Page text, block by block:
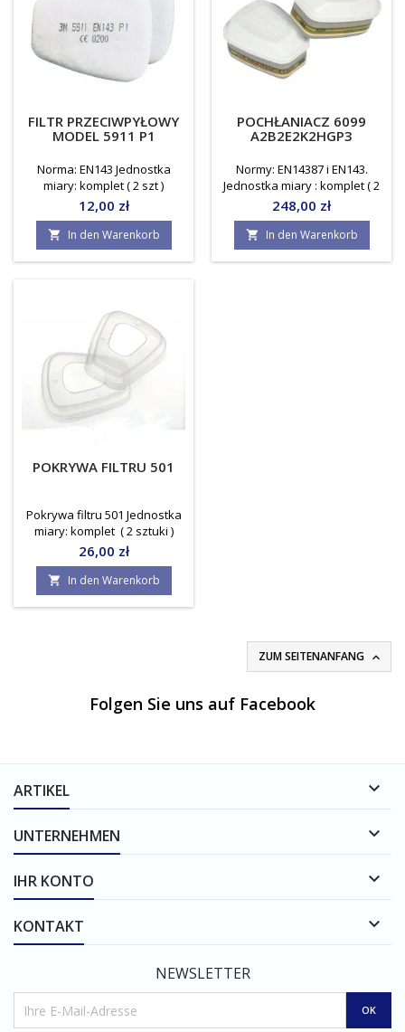
FILTR PRZECIWPYŁOWY
MODEL 5911 P1
Norma: EN143 Jednostka
miary: komplet ( 2 szt )
Preis
12,00 zł
 In den Warenkorb
POCHŁANIACZ 6099
A2B2E2K2HGP3
Normy: EN14387 i EN143.
Jednostka miary : komplet ( 2
sztuki )
Preis
248,00 zł
 In den Warenkorb
POKRYWA FILTRU 501
Pokrywa filtru 501 Jednostka
miary: komplet ( 2 sztuki )
Preis
26,00 zł
 In den Warenkorb
ZUM SEITENANFANG 
Folgen Sie uns auf Facebook
ARTIKEL 
UNTERNEHMEN 
IHR KONTO 
KONTAKT 
NEWSLETTER